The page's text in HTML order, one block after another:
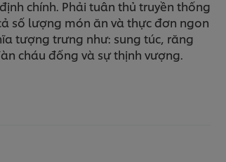
chính. Phải tuân thủ truyền thống
số lượng món ăn và thực đơn ngon
tượng trưng như: sung túc, răng
cháu đống và sự thịnh vượng.